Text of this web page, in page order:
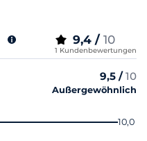
9,4 / 10
1 Kundenbewertungen
9,5 /10
Außergewöhnlich
10,0